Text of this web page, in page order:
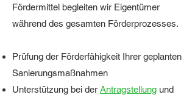
Fördermittel begleiten wir Eigentümer
während des gesamten Förderprozesses.
Prüfung der Förderfähigkeit Ihrer geplanten
Sanierungsmaßnahmen
Unterstützung bei der Antragstellung und